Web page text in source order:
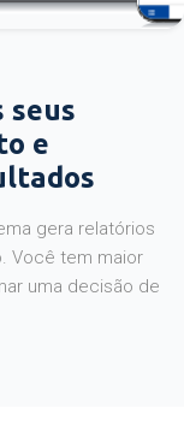
seus
e
gera relatórios
Você tem maior
uma decisão de